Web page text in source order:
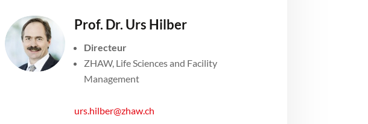
Prof. Dr. Urs Hilber
Directeur
ZHAW, Life Sciences and Facility
Management
urs.hilber@zhaw.ch